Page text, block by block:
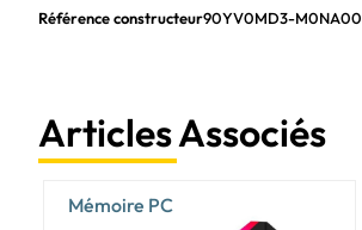
Version DirectX
Version OpenGL
HDCP
Référence constructeur90YV0MD3-M0NA00
Articles Associés
Mémoire PC